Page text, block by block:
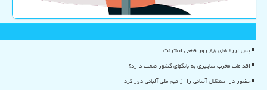
پس لرزه های ۸۸ روز قطعی اینترنت
اقدامات مخرب سایبری به بانکهای کشور صحت دارد؟
حضور در استقلال آسانی را از تیم ملی آلبانی دور کرد